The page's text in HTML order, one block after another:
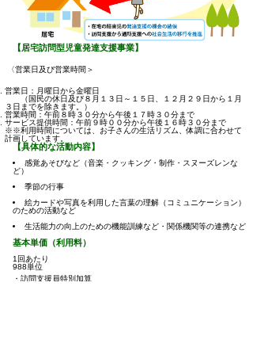
【居宅訪問型児童発達支援事業】
〈営業日及び営業時間＞
営業日：月曜日から金曜日
（国民の休日及び８月１３日～１５日、１２月２９日から１月
３日までを除きます。）
営業時間：午前８時３０分から午後１７時３０分まで
サービス提供時間：午前９時００分から午後１６時３０分まで
※※利用時間については、お子さんの生活リズム、体調に合わせて
計画しています。
【具体的な活動内容】
感覚あそびなど（音楽・クッキング・制作・スヌーズレンな
ど）
季節の行事
絵カードや写真を利用した言葉の理解（コミュニケーション）
のための活動など
生活能力の向上のための機能訓練など・関係機関等の連携など
基本単価（利用料）
1回あたり
988単位
・訪問支援員特別加算